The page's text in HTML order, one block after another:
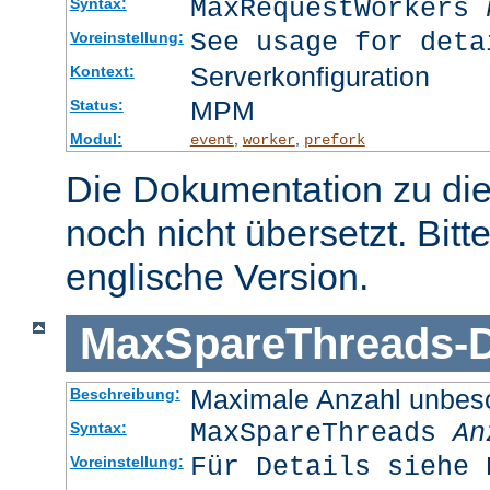
MaxRequestWorkers
Voreinstellung: See usage for
Kontext: Serverkonfiguration
Status: MPM
Modul: event worker, prefork
Die Dokumentation zu
noch nicht übersetzt.
englische Version.
MaxSpareThreads-
Beschreibung: Maximale Anzahl
Syntax: MaxSpareThreads
Voreinstellung: Für Details siehe